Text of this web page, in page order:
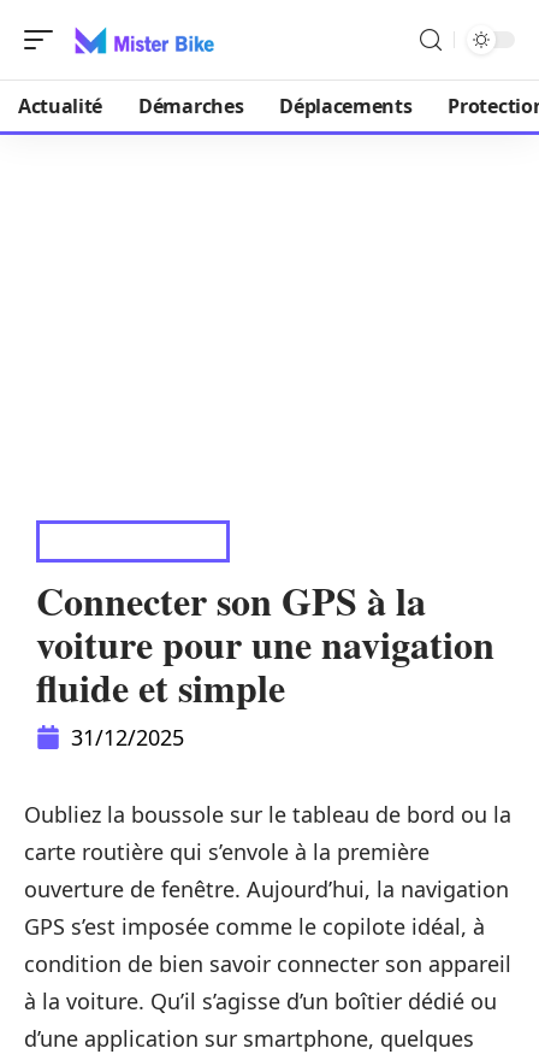
Actualité Démarches Déplacements
Connecter son GPS à la
voiture pour une navigation
fluide et simple
31/12/2025
Oubliez la boussole sur le tableau de bord ou la
carte routière qui s’envole à la première
ouverture de fenêtre. Aujourd’hui, la navigation
GPS s’est imposée comme le copilote idéal, à
condition de bien savoir connecter son appareil
à la voiture. Qu’il s’agisse d’un boîtier dédié ou
d’une application sur smartphone, quelques